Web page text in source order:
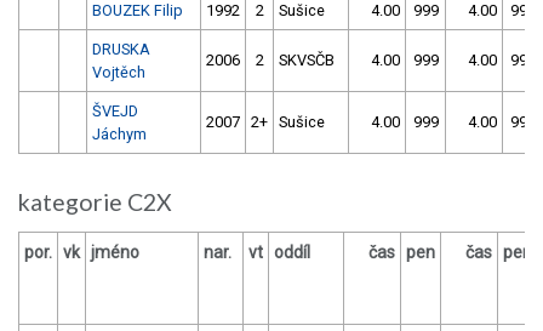
BOUZEK Filip 1992 2 Sušice 4.00 999 4.00 999
DRUSKA
Vojtěch
2006 2 SKVSČB 4.00 999 4.00 999
ŠVEJD
Jáchym
2007 2+ Sušice 4.00 999 4.00 999
kategorie C2X
por. vk jméno nar. vt oddíl čas pen čas pen